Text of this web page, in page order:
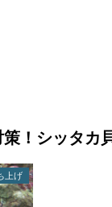
！シッタカ
上げ